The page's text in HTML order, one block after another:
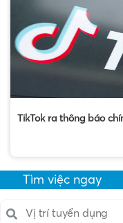
TikTok ra thông báo
Tìm việc ngay